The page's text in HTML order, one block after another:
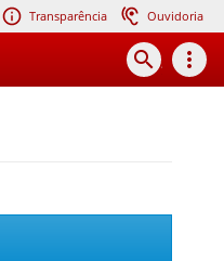
Transparência Ouvidoria
search more_vert